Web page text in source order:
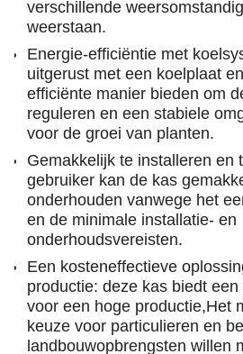
verschillende
weerstaan.
Energie-efficiëntie met
uitgerust met een koelplaat
efficiënte manier bieden om
reguleren en een stabiele
voor de groei van planten.
Gemakkelijk te installeren en
gebruiker kan de kas
onderhouden vanwege het
en de minimale installatie- en
onderhoudsvereisten.
Een kosteneffectieve
productie: deze kas biedt
voor een hoge productie,Het
keuze voor particulieren en
landbouwopbrengsten willen